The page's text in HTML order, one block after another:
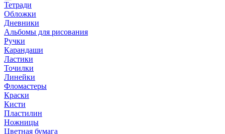
Тетради
Обложки
Дневники
Альбомы для рисования
Ручки
Карандаши
Ластики
Точилки
Линейки
Фломастеры
Краски
Кисти
Пластилин
Ножницы
Цветная бумага